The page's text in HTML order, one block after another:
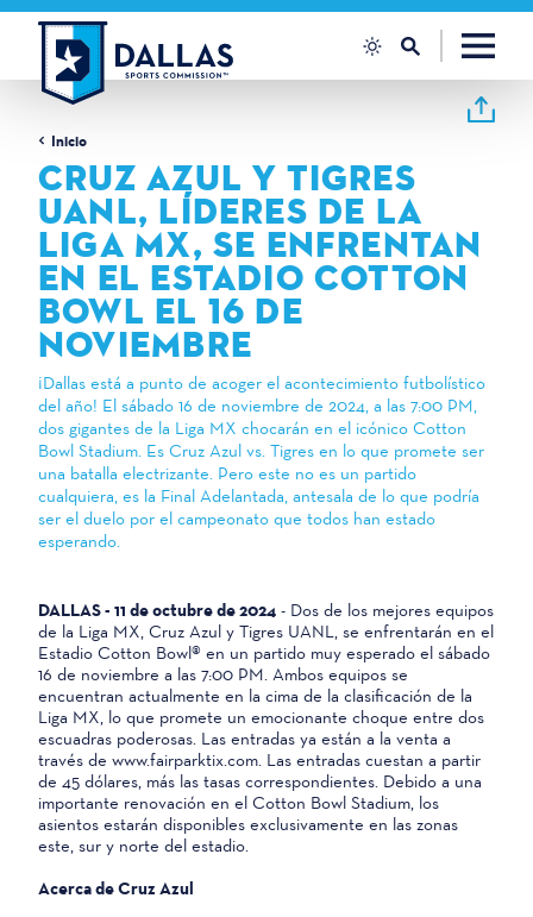
Ir al contenido
Inicio
CRUZ AZUL Y TIGRES
UANL, LÍDERES DE LA
LIGA MX, SE ENFRENTAN
EN EL ESTADIO COTTON
BOWL EL 16 DE
NOVIEMBRE
¡Dallas está a punto de acoger el acontecimiento futbolístico
del año! El sábado 16 de noviembre de 2024, a las 7:00 PM,
dos gigantes de la Liga MX chocarán en el icónico Cotton
Bowl Stadium. Es Cruz Azul vs. Tigres en lo que promete ser
una batalla electrizante. Pero este no es un partido
cualquiera, es la Final Adelantada, antesala de lo que podría
ser el duelo por el campeonato que todos han estado
esperando.
DALLAS - 11 de octubre de 2024 - Dos de los mejores equipos
de la Liga MX, Cruz Azul y Tigres UANL, se enfrentarán en el
Estadio Cotton Bowl® en un partido muy esperado el sábado
16 de noviembre a las 7:00 PM. Ambos equipos se
encuentran actualmente en la cima de la clasificación de la
Liga MX, lo que promete un emocionante choque entre dos
escuadras poderosas. Las entradas ya están a la venta a
través de www.fairparktix.com. Las entradas cuestan a partir
de 45 dólares, más las tasas correspondientes. Debido a una
importante renovación en el Cotton Bowl Stadium, los
asientos estarán disponibles exclusivamente en las zonas
este, sur y norte del estadio.
Acerca de Cruz Azul